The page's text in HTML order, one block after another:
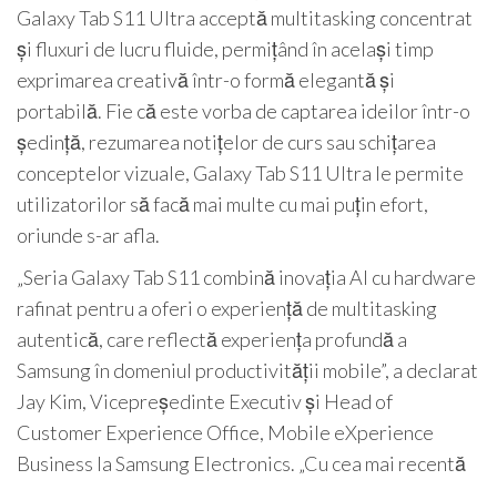
Galaxy Tab S11 Ultra acceptă multitasking concentrat
și fluxuri de lucru fluide, permițând în același timp
exprimarea creativă într-o formă elegantă și
portabilă. Fie că este vorba de captarea ideilor într-o
ședință, rezumarea notițelor de curs sau schițarea
conceptelor vizuale, Galaxy Tab S11 Ultra le permite
utilizatorilor să facă mai multe cu mai puțin efort,
oriunde s-ar afla.
„Seria Galaxy Tab S11 combină inovația AI cu hardware
rafinat pentru a oferi o experiență de multitasking
autentică, care reflectă experiența profundă a
Samsung în domeniul productivității mobile”, a declarat
Jay Kim, Vicepreședinte Executiv și Head of
Customer Experience Office, Mobile eXperience
Business la Samsung Electronics. „Cu cea mai recentă